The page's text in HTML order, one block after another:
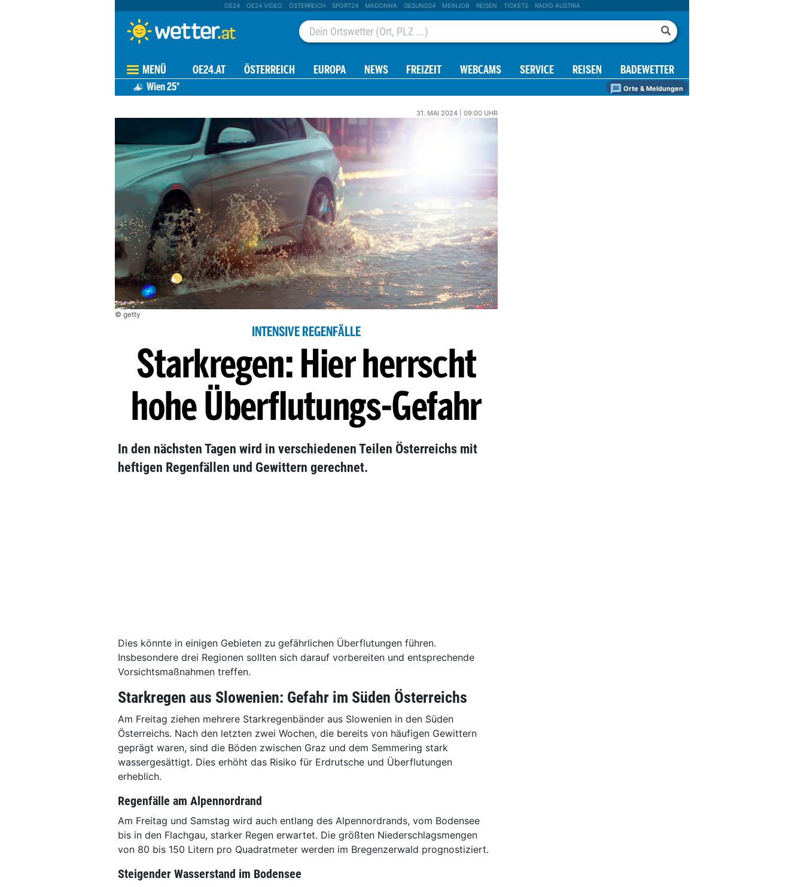
OE24 OE24 VIDEO ÖSTERREICH SPORT24 MADONNA GESUND24 MEINJOB REISEN TICKETS RADIO AUSTRIA
MENÜ OE24.AT ÖSTERREICH EUROPA NEWS FREIZEIT WEBCAMS SERVICE REISEN BADEWETTER
Wien25° Orte & Meldungen
31. MAI 2024 | 09:00 UHR
© getty
INTENSIVE REGENFÄLLE
Starkregen: Hier herrscht
hohe Überflutungs-Gefahr
In den nächsten Tagen wird in verschiedenen Teilen Österreichs mit
heftigen Regenfällen und Gewittern gerechnet.
Dies könnte in einigen Gebieten zu gefährlichen Überflutungen führen.
Insbesondere drei Regionen sollten sich darauf vorbereiten und entsprechende
Vorsichtsmaßnahmen treffen.
Starkregen aus Slowenien: Gefahr im Süden Österreichs
Am Freitag ziehen mehrere Starkregenbänder aus Slowenien in den Süden
Österreichs. Nach den letzten zwei Wochen, die bereits von häufigen Gewittern
geprägt waren, sind die Böden zwischen Graz und dem Semmering stark
wassergesättigt. Dies erhöht das Risiko für Erdrutsche und Überflutungen
erheblich.
Regenfälle am Alpennordrand
Am Freitag und Samstag wird auch entlang des Alpennordrands, vom Bodensee
bis in den Flachgau, starker Regen erwartet. Die größten Niederschlagsmengen
von 80 bis 150 Litern pro Quadratmeter werden im Bregenzerwald prognostiziert.
Steigender Wasserstand im Bodensee